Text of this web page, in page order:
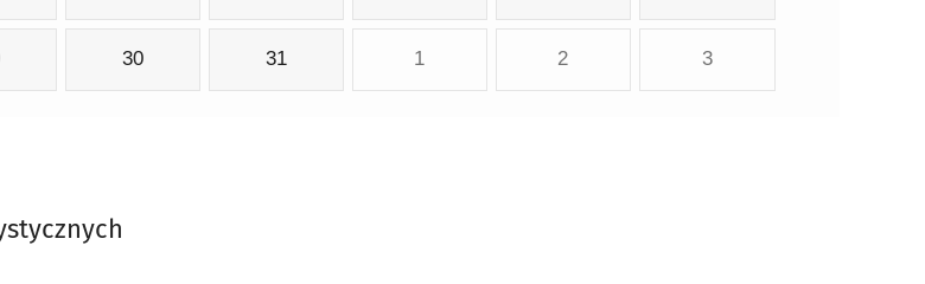
30 31 1 2 3